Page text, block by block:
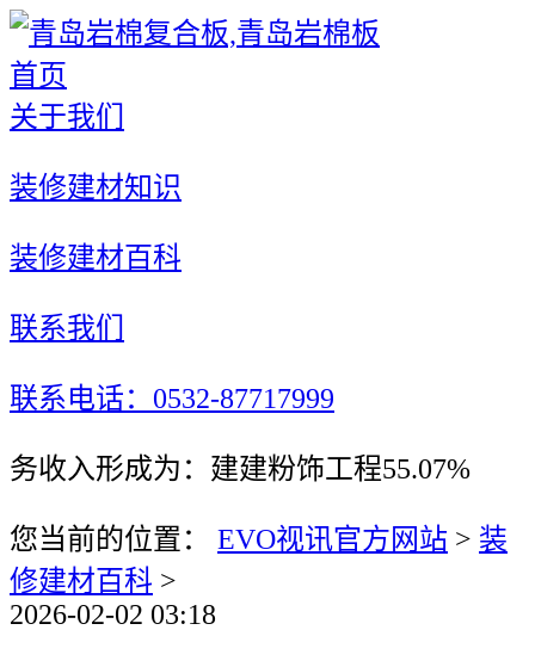
首页
关于我们
装修建材知识
装修建材百科
联系我们
联系电话：0532-87717999
务收入形成为：建建粉饰工程55.07%
您当前的位置： EVO视讯官方网站 > 装
修建材百科 >
2026-02-02 03:18